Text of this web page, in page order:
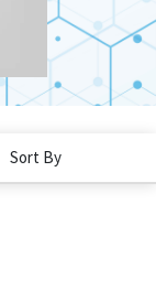
Sort By